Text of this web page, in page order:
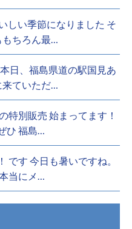
しい季節になりました そ
もちろん最…
日、福島県道の駅国見あ
来ていただ…
別販売 始まってます！
ひ 福島…
です 今日も暑いですね。
当にメ…